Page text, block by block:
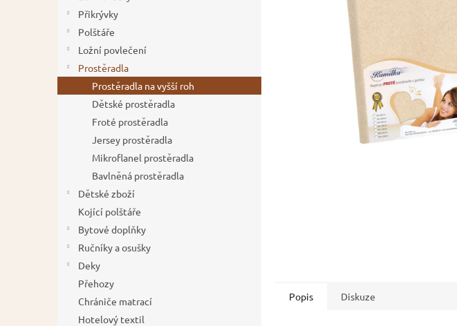
e
l
Přikrývky
Polštáře
Ložní povlečení
Prostěradla
Prostěradla na vyšší roh
Dětské prostěradla
Froté prostěradla
Jersey prostěradla
Mikroflanel prostěradla
Bavlněná prostěradla
Dětské zboží
Kojící polštáře
Bytové doplňky
Ručníky a osušky
Deky
Přehozy
Chrániče matrací
Hotelový textil
Popis Diskuze